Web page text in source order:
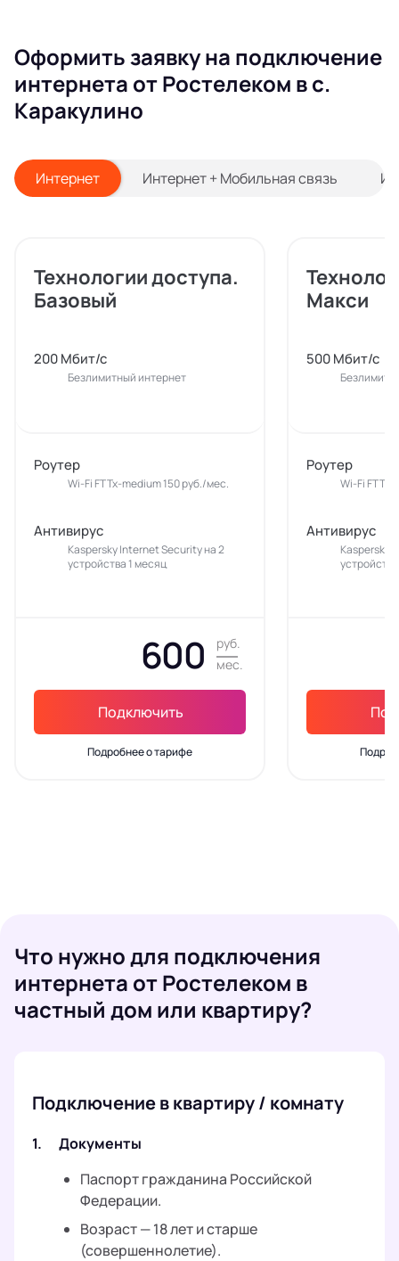
Оформить заявку на подключение
интернета от Ростелеком в с.
Каракулино
Интернет Интернет + Мобильная связь
Технологии доступа.
Базовый
200 Мбит/с
Безлимитный интернет
Роутер
Wi-Fi FTTx-medium 150 руб./мес.
Антивирус
Kaspersky Internet Security на 2
устройства 1 месяц
600
руб.
мес.
Подключить
Подробнее о тарифе
Макси
500 Мбит/с
Роутер
Wi-Fi
Антивирус
Kaspersky
Что нужно для подключения
интернета от Ростелеком в
частный дом или квартиру?
Подключение в квартиру / комнату
1.
Документы
Паспорт гражданина Российской
Федерации.
Возраст — 18 лет и старше
(совершеннолетие).